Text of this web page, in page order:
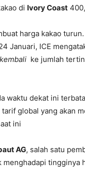
di Ivory Coast
harga kakao
Januari, ICE
ke jumlah
waktu dekat ini
global yang akan
ini
AG, salah satu
tingginya